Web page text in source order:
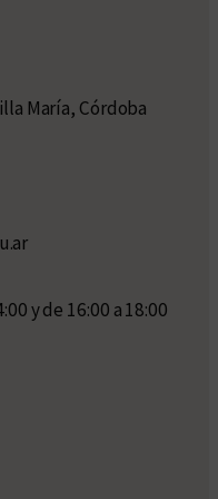
María, Córdoba
y de 16:00 a 18:00